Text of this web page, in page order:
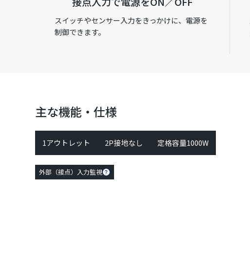
スイッチやセンサー入力をきっかけに、電源を
制御できます。
主な機能・仕様
1アウトレット 2P接地なし 定格容量1000W
外部（接点）入力監視